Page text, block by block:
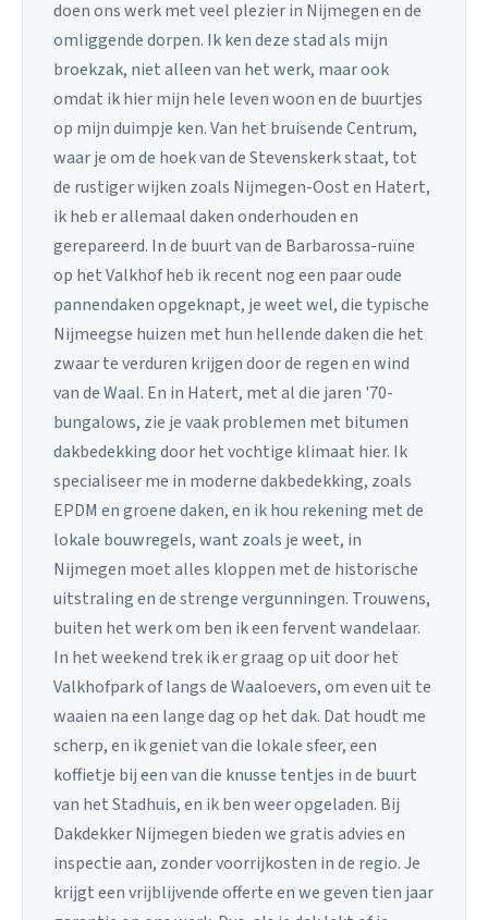
doen ons werk met veel plezier in Nijmegen en de
omliggende dorpen. Ik ken deze stad als mijn
broekzak, niet alleen van het werk, maar ook
omdat ik hier mijn hele leven woon en de buurtjes
op mijn duimpje ken. Van het bruisende Centrum,
waar je om de hoek van de Stevenskerk staat, tot
de rustiger wijken zoals Nijmegen-Oost en Hatert,
ik heb er allemaal daken onderhouden en
gerepareerd. In de buurt van de Barbarossa-ruïne
op het Valkhof heb ik recent nog een paar oude
pannendaken opgeknapt, je weet wel, die typische
Nijmeegse huizen met hun hellende daken die het
zwaar te verduren krijgen door de regen en wind
van de Waal. En in Hatert, met al die jaren '70-
bungalows, zie je vaak problemen met bitumen
dakbedekking door het vochtige klimaat hier. Ik
specialiseer me in moderne dakbedekking, zoals
EPDM en groene daken, en ik hou rekening met de
lokale bouwregels, want zoals je weet, in
Nijmegen moet alles kloppen met de historische
uitstraling en de strenge vergunningen. Trouwens,
buiten het werk om ben ik een fervent wandelaar.
In het weekend trek ik er graag op uit door het
Valkhofpark of langs de Waaloevers, om even uit te
waaien na een lange dag op het dak. Dat houdt me
scherp, en ik geniet van die lokale sfeer, een
koffietje bij een van die knusse tentjes in de buurt
van het Stadhuis, en ik ben weer opgeladen. Bij
Dakdekker Nijmegen bieden we gratis advies en
inspectie aan, zonder voorrijkosten in de regio. Je
krijgt een vrijblijvende offerte en we geven tien jaar